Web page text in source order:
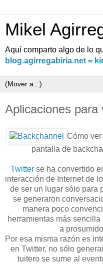
Mikel
Aquí comparto algo de lo
blog.agirregabiria.net =
Aplicaciones
Cómo
pantalla de
Twitter se ha convertido
interacción de Internet de
de ser un lugar sólo para
se generaron
manera poco
herramientas más
a
Por esa misma razón es
en Twitter, no sólo
tuitero se sume al